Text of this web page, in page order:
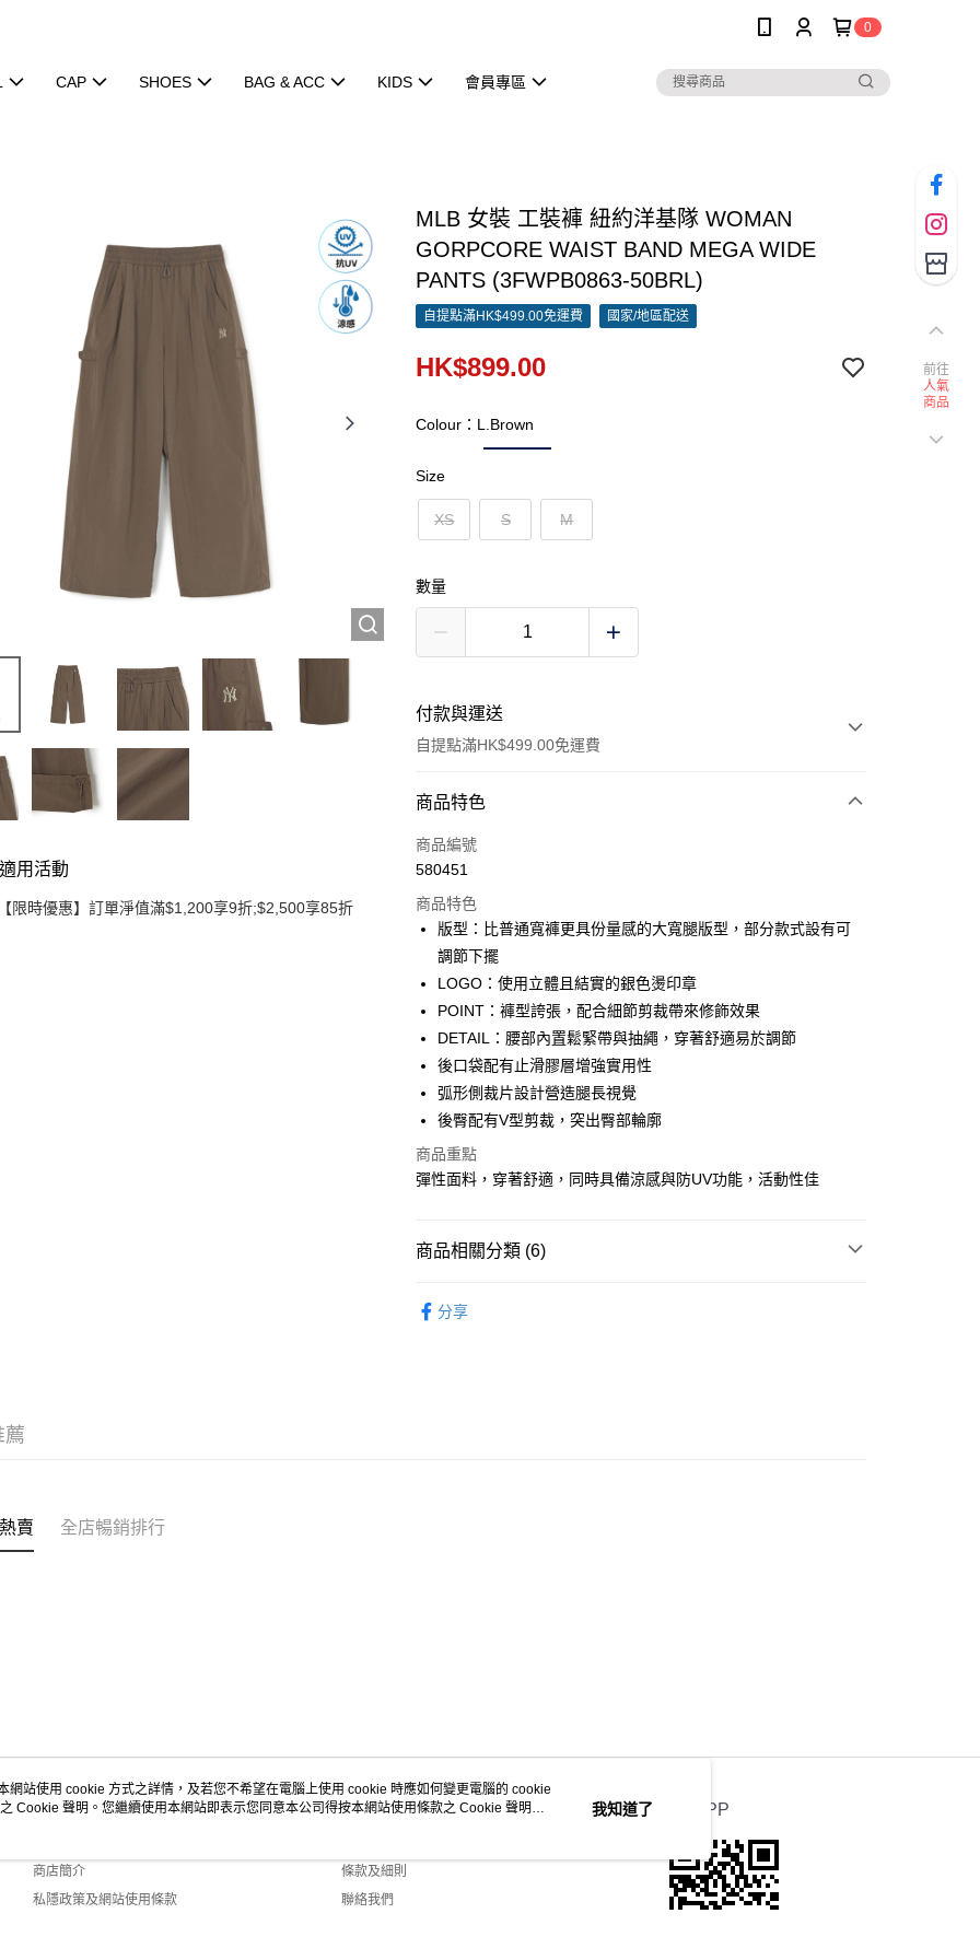
0
CAP SHOES BAG & ACC KIDS 會員專區
用活動
限時優惠】訂單淨值滿$1,200享9折;$2,500享85折
MLB 女裝 工裝褲 紐約洋基隊 WOMAN
GORPCORE WAIST BAND MEGA WIDE
PANTS (3FWPB0863-50BRL)
自提點滿HK$499.00免運費 國家/地區配送
HK$899.00
Colour：L.Brown
Size
XS S M
數量
付款與運送
自提點滿HK$499.00免運費
付款方式
信用卡
Google Pay
AlipayHK
WeChat Pay
送貨方式
付款後順豐站及營業點
每筆HK$50.00，滿HK$499.00或以上免運費
付款後順豐合作便利店
送貨上門免運優惠
配送至澳門
商品特色
商品編號
580451
商品特色
版型：比普通寬褲更具份量感的大寬腿版型，部分款式設有可
調節下擺
LOGO：使用立體且結實的銀色燙印章
POINT：褲型誇張，配合細節剪裁帶來修飾效果
DETAIL：腰部內置鬆緊帶與抽繩，穿著舒適易於調節
後口袋配有止滑膠層增強實用性
弧形側裁片設計營造腿長視覺
後臀配有V型剪裁，突出臀部輪廓
商品重點
彈性面料，穿著舒適，同時具備涼感與防UV功能，活動性佳
商品相關分類 (6)
分享
薦
賣 全店暢銷排行
關於我們
商店簡介
私隱政策及網站使用條款
客戶服務
條款及細則
聯絡我們
官方APP
前往
人氣
商品
網站使用 cookie 方式之詳情，及若您不希望在電腦上使用 cookie 時應如何變更電腦的 cookie
Cookie 聲明。您繼續使用本網站即表示您同意本公司得按本網站使用條款之 Cookie 聲明使
我知道了